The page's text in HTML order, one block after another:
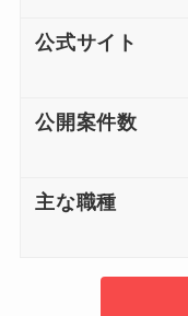
公式サイト
公開案件数
主な職種